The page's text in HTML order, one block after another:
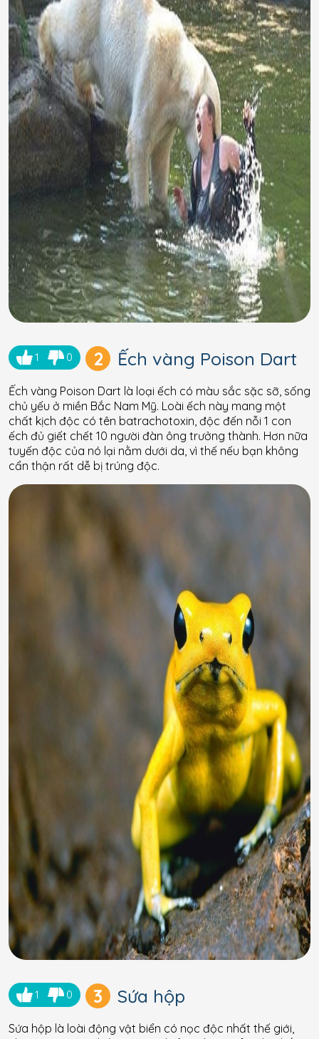
1 0 2 Ếch vàng Poison Dart
Ếch vàng Poison Dart là loại ếch có màu sắc sặc sỡ, sống
chủ yếu ở miền Bắc Nam Mỹ. Loài ếch này mang một
chất kịch độc có tên batrachotoxin, độc đến nỗi 1 con
ếch đủ giết chết 10 người đàn ông trưởng thành. Hơn nữa
tuyến độc của nó lại nằm dưới da, vì thế nếu bạn không
cẩn thận rất dễ bị trúng độc.
1 0 3 Sứa hộp
Sứa hộp là loài động vật biển có nọc độc nhất thế giới,